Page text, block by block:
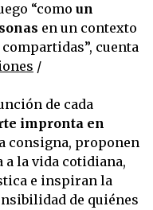
“como un
en un contexto
cuenta
/
de cada
impronta en
consigna, proponen
a la vida cotidiana,
e inspiran la
de quiénes